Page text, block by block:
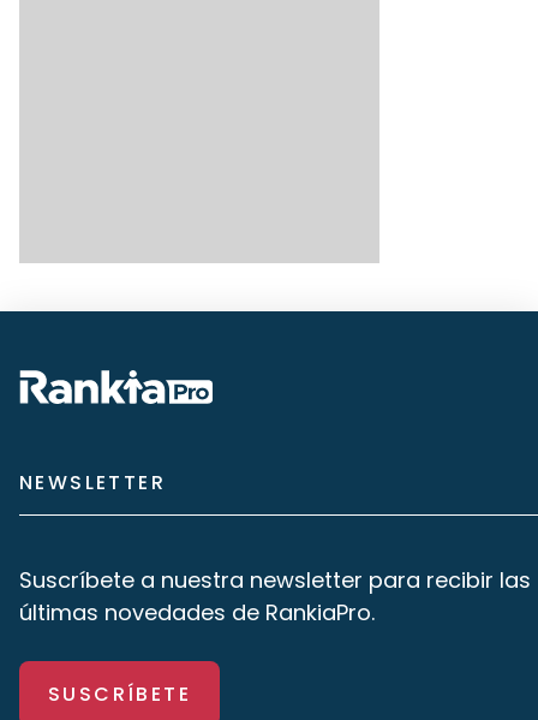
NEWSLETTER
Suscríbete a nuestra newsletter para recibir las
últimas novedades de RankiaPro.
SUSCRÍBETE